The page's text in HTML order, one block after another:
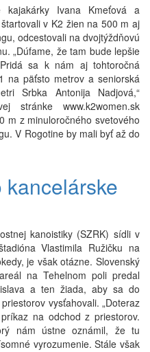
kajakárky Ivana Kmeťová a
v K2 žien na 500 m aj
odcestovali na dvojtýždňovú
„Dúfame, že tam bude lepšie
sa k nám aj tohtoročná
na päťsto metrov a seniorská
Srbka Antonija Nadjová,“
stránke www.k2women.sk
m z minuloročného svetového
V Rogotine by mali byť až do
kanoistiky (SZRK) sídli v
Vlastimila Ružičku na
je však otázne. Slovenský
na Tehelnom poli predal
a ten žiada, aby sa do
vysťahovali. „Doteraz
na odchod z priestorov.
nám ústne oznámil, že tu
vyrozumenie. Stále však